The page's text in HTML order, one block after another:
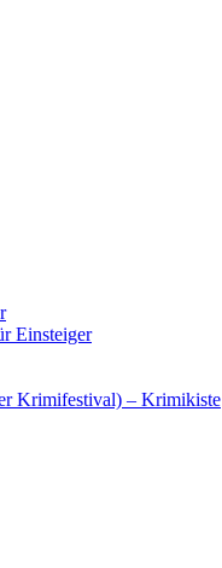
Einsteiger
Krimifestival) – Krimikiste